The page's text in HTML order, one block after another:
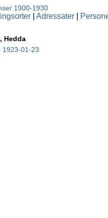
Adressater
Hedda
1923-01-23